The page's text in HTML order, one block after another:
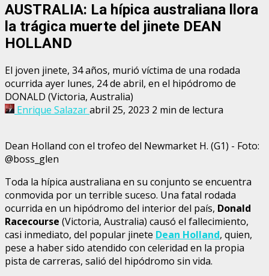
AUSTRALIA: La hípica australiana llora
la trágica muerte del jinete DEAN
HOLLAND
El joven jinete, 34 años, murió víctima de una rodada
ocurrida ayer lunes, 24 de abril, en el hipódromo de
DONALD (Victoria, Australia)
Enrique Salazarabril 25, 2023 2 min de lectura
Dean Holland con el trofeo del Newmarket H. (G1) - Foto:
@boss_glen
Toda la hípica australiana en su conjunto se encuentra
conmovida por un terrible suceso. Una fatal rodada
ocurrida en un hipódromo del interior del país, Donald
Racecourse (Victoria, Australia) causó el fallecimiento,
casi inmediato, del popular jinete Dean Holland, quien,
pese a haber sido atendido con celeridad en la propia
pista de carreras, salió del hipódromo sin vida.